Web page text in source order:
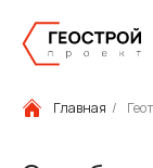
Главная /